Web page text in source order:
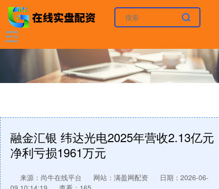
融金汇银 纬达光电2025年营收2.13亿元
净利亏损1961万元
来源：尚牛在线平台 网站：满盈网配资
日期：2026-06-